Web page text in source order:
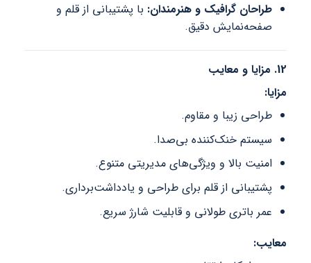
طراحان گرافیک و هنرمندان: با پشتیبانی از قلم و
صفحه‌نمایش دقیق.
12. مزایا و معایب
مزایا:
طراحی زیبا و مقاوم.
سیستم خنک‌کننده بی‌صدا.
امنیت بالا و ویژگی‌های مدیریتی متنوع.
پشتیبانی از قلم برای طراحی و یادداشت‌برداری.
عمر باتری طولانی و قابلیت شارژ سریع.
معایب: